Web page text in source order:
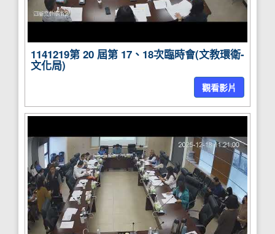
1141219第 20 屆第 17、18次臨時會(文教環衛-
文化局)
觀看影片